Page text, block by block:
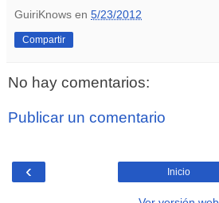
GuiriKnows en 5/23/2012
Compartir
No hay comentarios:
Publicar un comentario
‹ Inicio